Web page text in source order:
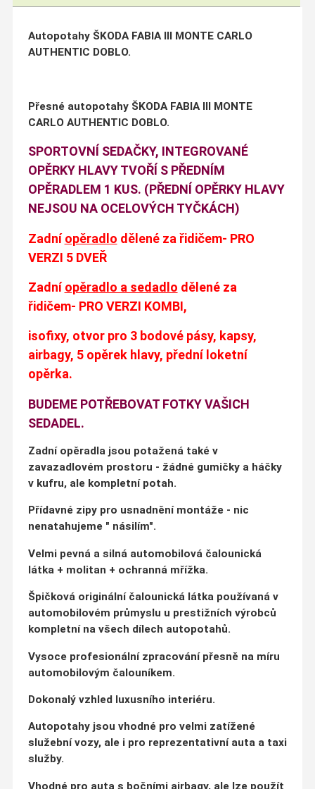
Autopotahy ŠKODA FABIA III MONTE CARLO
AUTHENTIC DOBLO.
Přesné autopotahy ŠKODA FABIA III MONTE
CARLO AUTHENTIC DOBLO.
SPORTOVNÍ SEDAČKY, INTEGROVANÉ
OPĚRKY HLAVY TVOŘÍ S PŘEDNÍM
OPĚRADLEM 1 KUS. (PŘEDNÍ OPĚRKY HLAVY
NEJSOU NA OCELOVÝCH TYČKÁCH)
Zadníopěradlo dělené za řidičem- PRO
VERZI 5 DVEŘ
Zadníopěradlo a sedadlo dělené za
řidičem- PRO VERZI KOMBI,
isofixy, otvor pro 3 bodové pásy, kapsy,
airbagy, 5 opěrek hlavy, přední loketní
opěrka.
BUDEME POTŘEBOVAT FOTKY VAŠICH
SEDADEL.
Zadní opěradla jsou potažená také v
zavazadlovém prostoru - žádné gumičky a háčky
v kufru, ale kompletní potah.
Přídavné zipy pro usnadnění montáže - nic
nenatahujeme " násilím".
Velmi pevná a silná automobilová čalounická
látka + molitan + ochranná mřížka.
Špičková originální čalounická látka používaná v
automobilovém průmyslu u prestižních výrobců
kompletní na všech dílech autopotahů.
Vysoce profesionální zpracování přesně na míru
automobilovým čalouníkem.
Dokonalý vzhled luxusního interiéru.
Autopotahy jsou vhodné pro velmi zatížené
služební vozy, ale i pro reprezentativní auta a taxi
služby.
Vhodné pro auta s bočními airbagy, ale lze použít